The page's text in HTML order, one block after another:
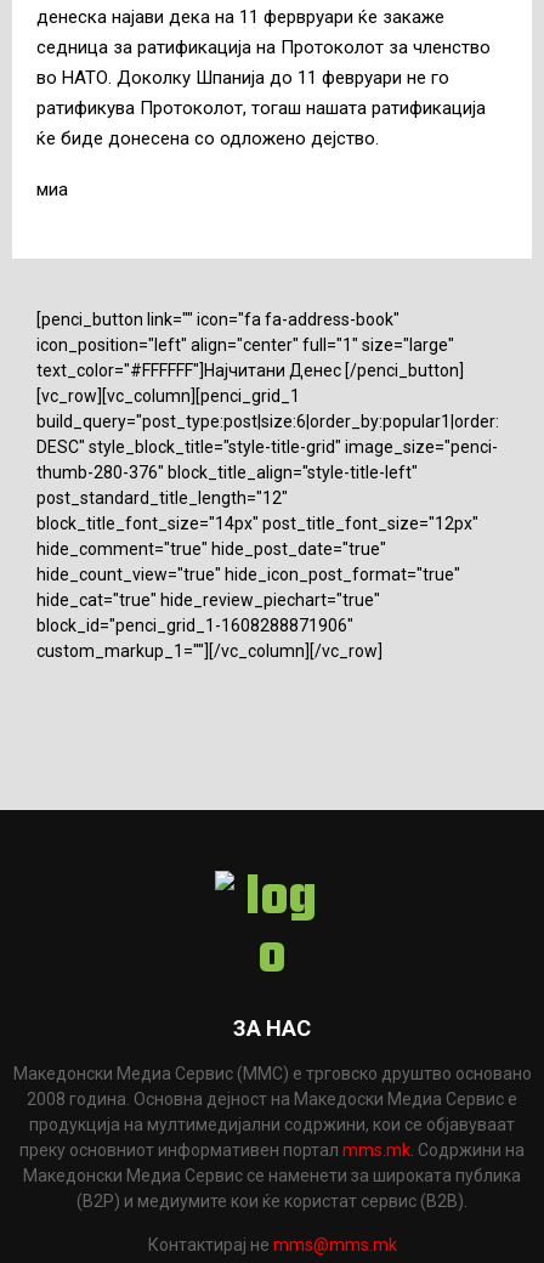
денеска најави дека на 11 фервруари ќе закаже
седница за ратификација на Протоколот за членство
во НАТО. Доколку Шпанија до 11 февруари не го
ратификува Протоколот, тогаш нашата ратификација
ќе биде донесена со одложено дејство.
миа
[penci_button link="" icon="fa fa-address-book"
icon_position="left" align="center" full="1" size="large"
text_color="#FFFFFF"]Најчитани Денес [/penci_button]
[vc_row][vc_column][penci_grid_1
build_query="post_type:post|size:6|order_by:popular1|order:
DESC" style_block_title="style-title-grid" image_size="penci-
thumb-280-376" block_title_align="style-title-left"
post_standard_title_length="12"
block_title_font_size="14px" post_title_font_size="12px"
hide_comment="true" hide_post_date="true"
hide_count_view="true" hide_icon_post_format="true"
hide_cat="true" hide_review_piechart="true"
block_id="penci_grid_1-1608288871906"
custom_markup_1=""][/vc_column][/vc_row]
ЗА НАС
Македонски Медиа Сервис (ММС) е трговско друштво основано
2008 година. Основна дејност на Македоски Медиа Сервис е
продукција на мултимедијални содржини, кои се објавуваат
преку основниот информативен портал mms.mk . Содржини на
Македонски Медиа Сервис се наменети за широката публика
(B2P) и медиумите кои ќе користат сервис (B2B).
Контактирај не mms@mms.mk